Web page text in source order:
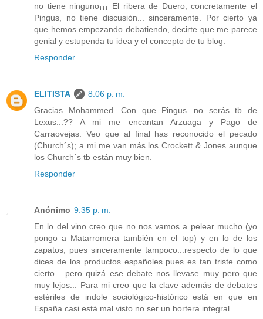
no tiene ninguno¡¡¡ El ribera de Duero, concretamente el
Pingus, no tiene discusión... sinceramente. Por cierto ya
que hemos empezando debatiendo, decirte que me parece
genial y estupenda tu idea y el concepto de tu blog.
Responder
ELITISTA
8:06 p. m.
Gracias Mohammed. Con que Pingus...no serás tb de
Lexus...?? A mi me encantan Arzuaga y Pago de
Carraovejas. Veo que al final has reconocido el pecado
(Church´s); a mi me van más los Crockett & Jones aunque
los Church´s tb están muy bien.
Responder
Anónimo 9:35 p. m.
En lo del vino creo que no nos vamos a pelear mucho (yo
pongo a Matarromera también en el top) y en lo de los
zapatos, pues sinceramente tampoco...respecto de lo que
dices de los productos españoles pues es tan triste como
cierto... pero quizá ese debate nos llevase muy pero que
muy lejos... Para mi creo que la clave además de debates
estériles de indole sociológico-histórico está en que en
España casi está mal visto no ser un hortera integral.